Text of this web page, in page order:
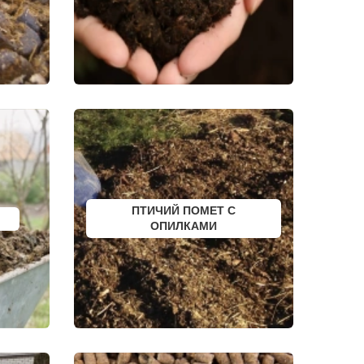
ПИКАЛЕВО
КОВЫЛКИНО
ПОЛЯРНЫЙ
КУЛЕБАКИ
СЕРГАЧ
ПОРХОВ
РЫБНОЕ
ЕРШОВ
ГУБКИНСКИЙ
ЗАРИНСК
НОВОЗЫБКОВ
КИРИЛЛОВ
БОГУЧАР
БОРОВСК
МЕДЫНЬ
СОРТАВАЛА
КАЛТАН
ЮРГА
ВЯТСКИЕ ПОЛЯНЫ
ОЛЕНЕГОРСК
ЛЫСЬВА
НЕРЮНГРИ
АРСК
УДОМЛЯ
АМУРСК
НОЯБРЬСК
ПТИЧИЙ ПОМЕТ С
ОПИЛКАМИ